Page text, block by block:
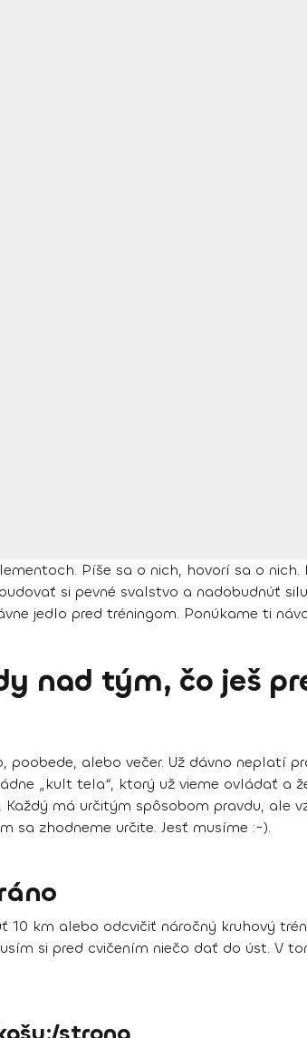
Píše sa o nich, hovorí sa o
si pevné svalstvo a nadobudnúť
jedlo pred tréningom. Ponúkame ti
nad tým, čo ješ
poobede, alebo večer. Už dávno neplatí
„kult tela“, ktorý už vieme ovládať a
má určitým spôsobom pravdu,
sa zhodneme určite. Jesť musíme :-).
km alebo odcvičiť náročný kruhový
si pred cvičením niečo dať do úst. V